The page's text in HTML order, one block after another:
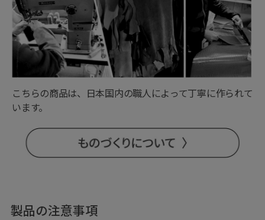
こちらの商品は、日本国内の職人によって丁寧に作られて
います。
製品の注意事項